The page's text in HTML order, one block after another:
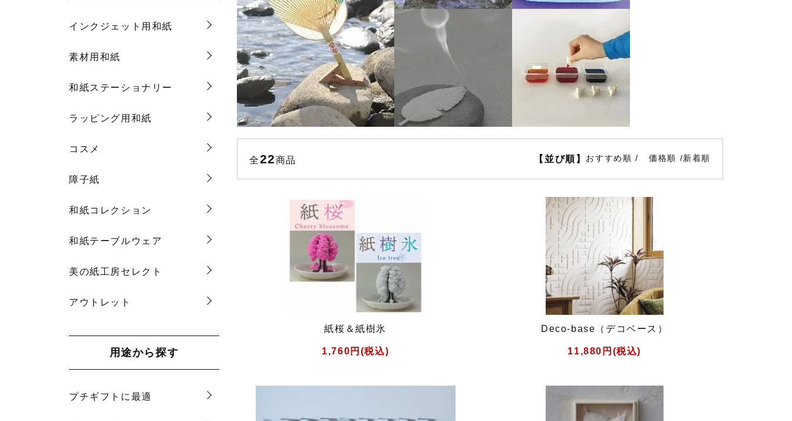
インクジェット用和紙
素材用和紙
和紙ステーショナリー
ラッピング用和紙
コスメ
障子紙
和紙コレクション
和紙テーブルウェア
美の紙工房セレクト
アウトレット
用途から探す
プチギフトに最適
全22商品 【並び順】 おすすめ順 価格順 新着順
紙桜＆紙樹氷
1,760円(税込)
Deco-base（デコベース）
11,880円(税込)